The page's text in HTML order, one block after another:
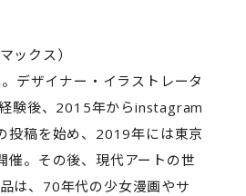
ックス）
デザイナー・イラストレータ
験後、2015年からinstagram
投稿を始め、2019年には東京
催。その後、現代アートの世
は、70年代の少女漫画やサ